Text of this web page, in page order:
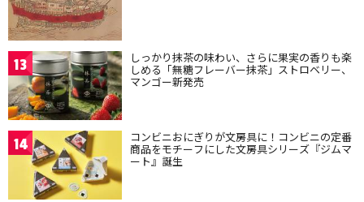
13 しっかり抹茶の味わい、さらに果実の香りも楽
しめる「無糖フレーバー抹茶」ストロベリー、
マンゴー新発売
14 コンビニおにぎりが文房具に！コンビニの定番
商品をモチーフにした文房具シリーズ『ジムマ
ート』誕生